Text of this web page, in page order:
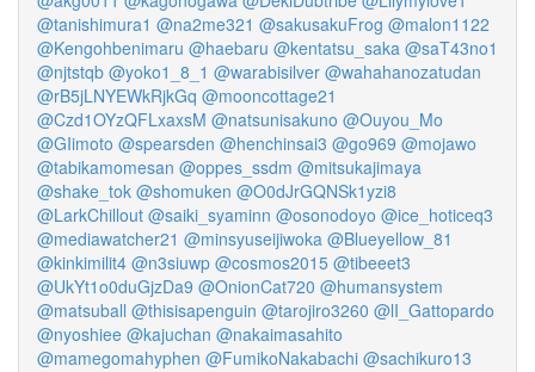
@tanishimura1 @na2me321 @sakusakuFrog @malon1122
@Kengohbenimaru @haebaru @kentatsu_saka @saT43no1
@njtstqb @yoko1_8_1 @warabisilver @wahahanozatudan
@rB5jLNYEWkRjkGq @mooncottage21
@Czd1OYzQFLxaxsM @natsunisakuno @Ouyou_Mo
@GIimoto @spearsden @henchinsai3 @go969 @mojawo
@tabikamomesan @oppes_ssdm @mitsukajimaya
@shake_tok @shomuken @O0dJrGQNSk1yzi8
@LarkChillout @saiki_syaminn @osonodoyo @ice_hoticeq3
@mediawatcher21 @minsyuseijiwoka @Blueyellow_81
@kinkimilit4 @n3siuwp @cosmos2015 @tibeeet3
@UkYt1o0duGjzDa9 @OnionCat720 @humansystem
@matsuball @thisisapenguin @tarojiro3260 @lI_Gattopardo
@nyoshiee @kajuchan @nakaimasahito
@mamegomahyphen @FumikoNakabachi @sachikuro13